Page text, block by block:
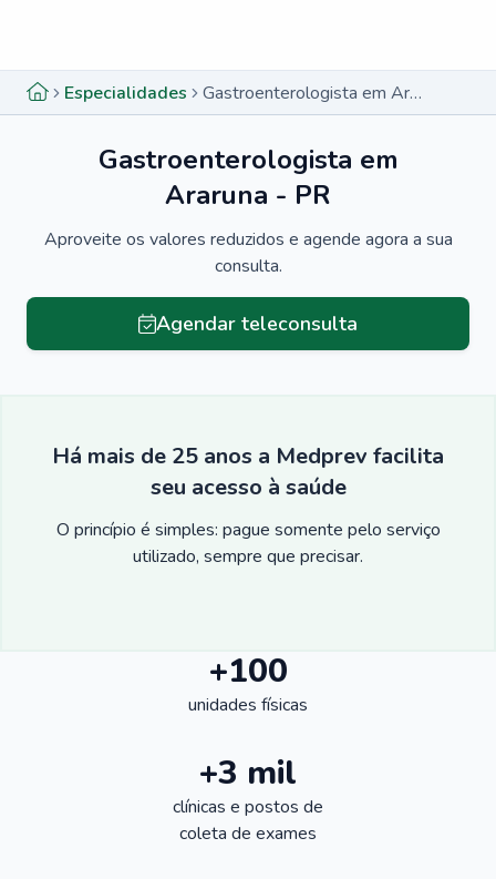
Especialidades Gastroenterologista em Araruna - PR
Gastroenterologista em
Araruna - PR
Aproveite os valores reduzidos e agende agora a sua
consulta.
Agendar teleconsulta
Há mais de 25 anos a Medprev facilita
seu acesso à saúde
O princípio é simples: pague somente pelo serviço
utilizado, sempre que precisar.
+100
unidades físicas
+3 mil
clínicas e postos de
coleta de exames